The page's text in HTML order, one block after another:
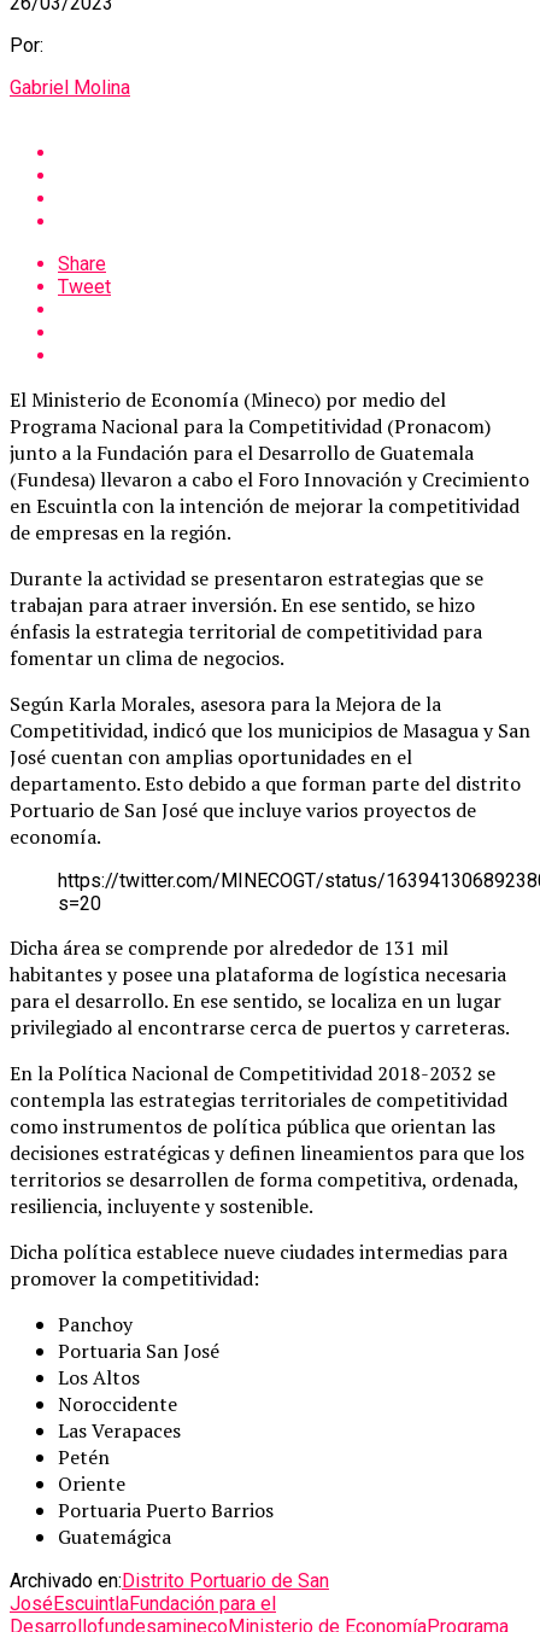
Por:
Gabriel Molina
Share
Tweet
El Ministerio de Economía (Mineco) por medio del
Programa Nacional para la Competitividad (Pronacom)
junto a la Fundación para el Desarrollo de Guatemala
(Fundesa) llevaron a cabo el Foro Innovación y Crecimiento
en Escuintla con la intención de mejorar la competitividad
de empresas en la región.
Durante la actividad se presentaron estrategias que se
trabajan para atraer inversión. En ese sentido, se hizo
énfasis la estrategia territorial de competitividad para
fomentar un clima de negocios.
Según Karla Morales, asesora para la Mejora de la
Competitividad, indicó que los municipios de Masagua y San
José cuentan con amplias oportunidades en el
departamento. Esto debido a que forman parte del distrito
Portuario de San José que incluye varios proyectos de
economía.
https://twitter.com/MINECOGT/status/
s=20
Dicha área se comprende por alrededor de 131 mil
habitantes y posee una plataforma de logística necesaria
para el desarrollo. En ese sentido, se localiza en un lugar
privilegiado al encontrarse cerca de puertos y carreteras.
En la Política Nacional de Competitividad 2018-2032 se
contempla las estrategias territoriales de competitividad
como instrumentos de política pública que orientan las
decisiones estratégicas y definen lineamientos para que los
territorios se desarrollen de forma competitiva, ordenada,
resiliencia, incluyente y sostenible.
Dicha política establece nueve ciudades intermedias para
promover la competitividad:
Panchoy
Portuaria San José
Los Altos
Noroccidente
Las Verapaces
Petén
Oriente
Portuaria Puerto Barrios
Guatemágica
Archivado en:Distrito Portuario de San
JoséEscuintlaFundación para el
DesarrollofundesaminecoMinisterio de EconomíaPrograma